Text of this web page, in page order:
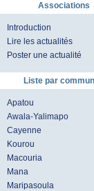
Associations
Introduction
Lire les actualités
Poster une actualité
Liste par
Apatou
Awala-Yalimapo
Cayenne
Kourou
Macouria
Mana
Maripasoula